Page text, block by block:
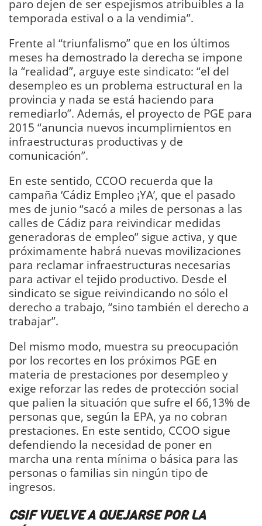
paro dejen de ser espejismos atribuibles a la
temporada estival o a la vendimia”.
Frente al “triunfalismo” que en los últimos
meses ha demostrado la derecha se impone
la “realidad”, arguye este sindicato: “el del
desempleo es un problema estructural en la
provincia y nada se está haciendo para
remediarlo”. Además, el proyecto de PGE para
2015 “anuncia nuevos incumplimientos en
infraestructuras productivas y de
comunicación”.
En este sentido, CCOO recuerda que la
campaña ‘Cádiz Empleo ¡YA’, que el pasado
mes de junio “sacó a miles de personas a las
calles de Cádiz para reivindicar medidas
generadoras de empleo” sigue activa, y que
próximamente habrá nuevas movilizaciones
para reclamar infraestructuras necesarias
para activar el tejido productivo. Desde el
sindicato se sigue reivindicando no sólo el
derecho a trabajo, “sino también el derecho a
trabajar”.
Del mismo modo, muestra su preocupación
por los recortes en los próximos PGE en
materia de prestaciones por desempleo y
exige reforzar las redes de protección social
que palien la situación que sufre el 66,13% de
personas que, según la EPA, ya no cobran
prestaciones. En este sentido, CCOO sigue
defendiendo la necesidad de poner en
marcha una renta mínima o básica para las
personas o familias sin ningún tipo de
ingresos.
CSIF VUELVE A QUEJARSE POR LA